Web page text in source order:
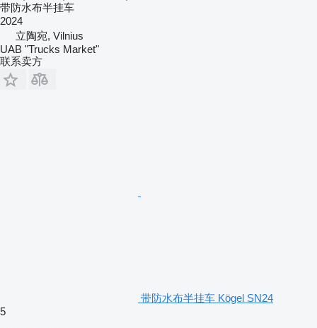
带防水布半挂车
2024
立陶宛, Vilnius
UAB "Trucks Market"
联系卖方
带防水布半挂车 Kögel SN24
5